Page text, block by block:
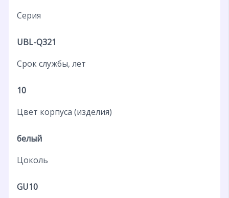
Серия
UBL-Q321
Срок службы, лет
10
Цвет корпуса (изделия)
белый
Цоколь
GU10